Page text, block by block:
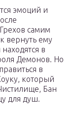
эмоций и
самим
вернуть ему
в
Демонов. Но
в
который
Бан
для душ.